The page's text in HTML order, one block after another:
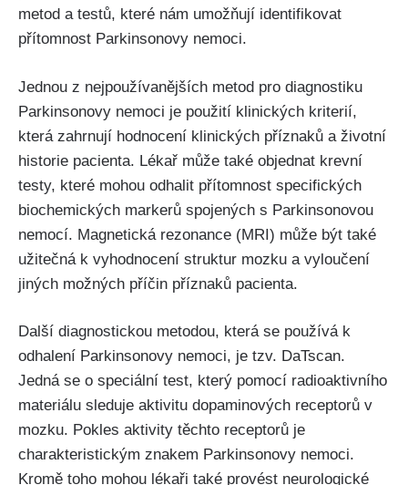
metod a testů, které nám umožňují identifikovat
přítomnost Parkinsonovy nemoci.
Jednou z nejpoužívanějších metod pro diagnostiku
Parkinsonovy nemoci je použití klinických kriterií,
která zahrnují hodnocení klinických příznaků a životní
historie pacienta. Lékař může také objednat krevní
testy, které mohou odhalit přítomnost specifických
biochemických markerů spojených s Parkinsonovou
nemocí. Magnetická rezonance (MRI) může být také
užitečná k vyhodnocení struktur mozku a vyloučení
jiných možných příčin příznaků pacienta.
Další diagnostickou metodou, která se používá k
odhalení Parkinsonovy nemoci, je tzv. DaTscan.
Jedná se o speciální test, který pomocí radioaktivního
materiálu sleduje aktivitu dopaminových receptorů v
mozku. Pokles aktivity těchto receptorů je
charakteristickým znakem Parkinsonovy nemoci.
Kromě toho mohou lékaři také provést neurologické